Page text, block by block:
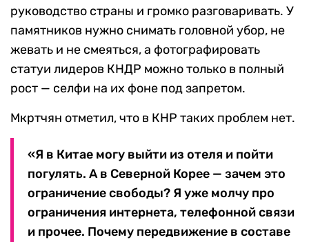
руководство страны и громко разговаривать. У
памятников нужно снимать головной убор, не
жевать и не смеяться, а фотографировать
статуи лидеров КНДР можно только в полный
рост — селфи на их фоне под запретом.
Мкртчян отметил, что в КНР таких проблем нет.
«Я в Китае могу выйти из отеля и пойти
погулять. А в Северной Корее — зачем это
ограничение свободы? Я уже молчу про
ограничения интернета, телефонной связи
и прочее. Почему передвижение в составе